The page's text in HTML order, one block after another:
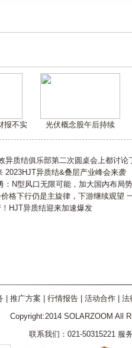
报不实 光伏概念股午后持续
异质结俱乐部第二次圆桌会上都讨论
2023HJT异质结&叠层产业峰会来袭
：N型风口无限可能，加大国内布局
价格下行仍是主旋律，下游继续观望
HJT异质结迎来加速爆发
推广方案 行情报告| 活动合作| 法
Copyright:2014 SOLARZOOM All
联系我们：021-50315221 服